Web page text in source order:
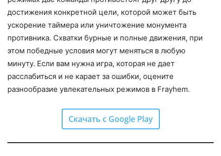
достижения конкретной цели, которой может быть
ускорение таймера или уничтожение монумента
противника. Схватки бурные и полные движения, при
этом победные условия могут меняться в любую
минуту. Если вам нужна игра, которая не дает
расслабиться и не карает за ошибки, оцените
разнообразие увлекательных режимов в Frayhem.
Скачать с Google Play